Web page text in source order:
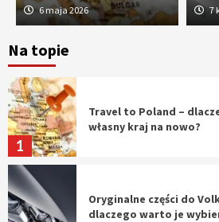
6 maja 2026 7
Na topie
5
Tworzenie aplikacji
1
Travel to Poland –
własny kraj na nowo?
Oryginalne części do
dlaczego warto je